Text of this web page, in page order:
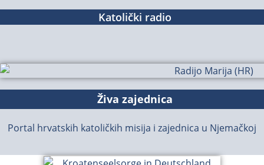
Katolički radio
Živa zajednica
Portal hrvatskih katoličkih misija i zajednica u Njemačkoj